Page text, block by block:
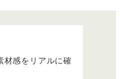
材感をリアルに確